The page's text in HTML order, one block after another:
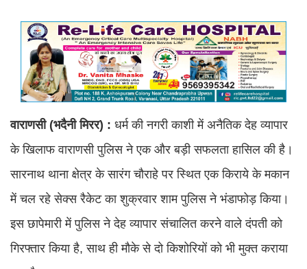
वाराणसी (भदैनी मिरर) : धर्म की नगरी काशी में अनैतिक देह व्यापार
के खिलाफ वाराणसी पुलिस ने एक और बड़ी सफलता हासिल की है।
सारनाथ थाना क्षेत्र के सारंग चौराहे पर स्थित एक किराये के मकान
में चल रहे सेक्स रैकेट का शुक्रवार शाम पुलिस ने भंडाफोड़ किया।
इस छापेमारी में पुलिस ने देह व्यापार संचालित करने वाले दंपती को
गिरफ्तार किया है, साथ ही मौके से दो किशोरियों को भी मुक्त कराया